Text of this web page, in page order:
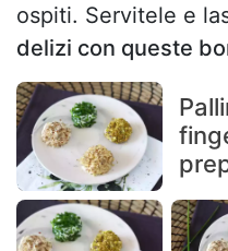
ospiti. Servitele e
delizi con queste